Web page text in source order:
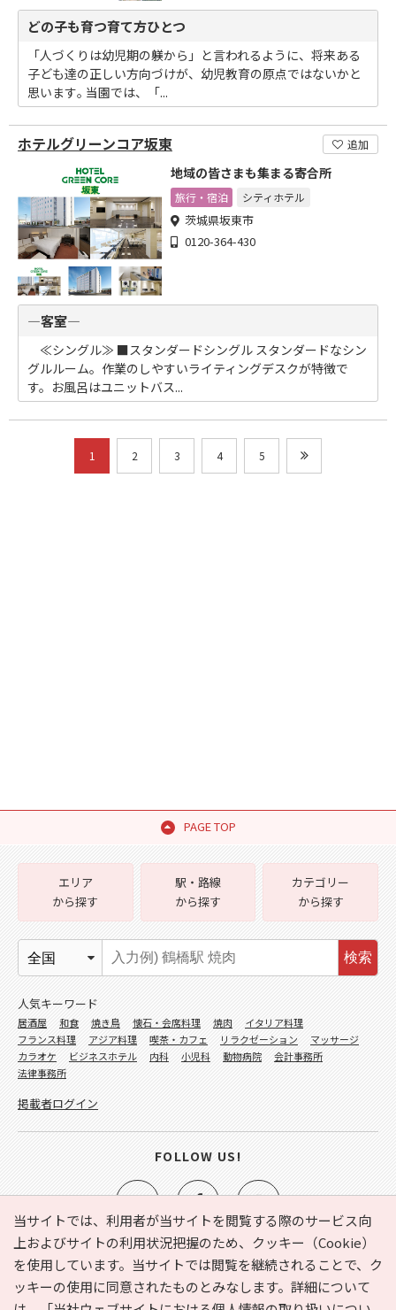
どの子も育つ育て方ひとつ
「人づくりは幼児期の躾から」と言われるように、将来ある
子ども達の正しい方向づけが、幼児教育の原点ではないかと
思います｡ 当園では、「...
ホテルグリーンコア坂東 追加
地域の皆さまも集まる寄合所
旅行・宿泊 シティホテル
茨城県坂東市
0120-364-430
―客室―
≪シングル≫ ■スタンダードシングル スタンダードなシン
グルルーム。作業のしやすいライティングデスクが特徴で
す。お風呂はユニットバス...
1 2 3 4 5
PAGE TOP
当サイトでは、利用者が当サイトを閲覧する際のサービス向
上およびサイトの利用状況把握のため、クッキー（Cookie）
を使用しています。当サイトでは閲覧を継続されることで、ク
ッキーの使用に同意されたものとみなします。詳細について
e-NAVITA（イーナビタ）とは？ お気に入り
ヘルプ
利用規約
個人情報の取り扱いについて 運営会社
エリア
から探す
駅・路線
から探す
カテゴリー
から探す
検索
人気キーワード
居酒屋 和食 焼き鳥 懐石・会席料理 焼肉
イタリア料理
フランス料理
アジア料理 喫茶・カフェ リラクゼーション
マッサージ
カラオケ
ビジネスホテル 内科 小児科 動物病院
会計事務所
法律事務所
掲載者ログイン
FOLLOW US!